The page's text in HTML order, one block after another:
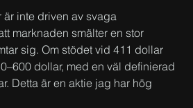
inte driven av svaga
marknaden smälter en stor
sig. Om stödet vid 411 dollar
dollar, med en väl definierad
Detta är en aktie jag har hög